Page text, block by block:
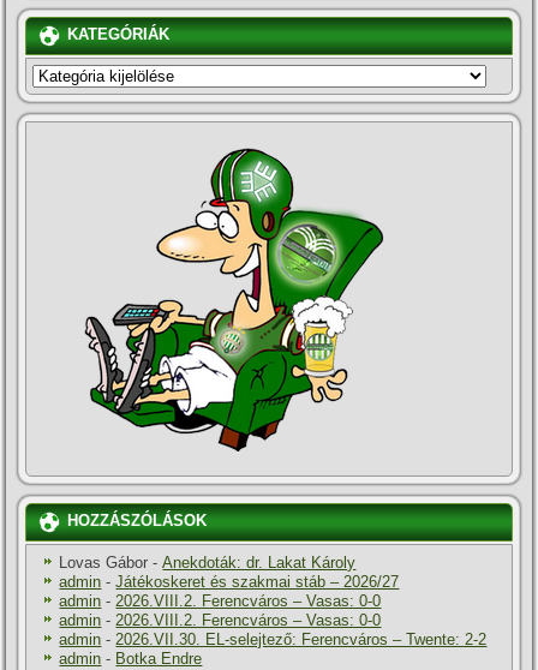
KATEGÓRIÁK
KATEGÓRIÁK
HOZZÁSZÓLÁSOK
Lovas Gábor -Anekdoták: dr. Lakat Károly
admin -Játékoskeret és szakmai stáb – 2026/27
admin -2026.VIII.2. Ferencváros – Vasas: 0-0
admin -2026.VIII.2. Ferencváros – Vasas: 0-0
admin -2026.VII.30. EL-selejtező: Ferencváros – Twente: 2-2
admin - Botka Endre